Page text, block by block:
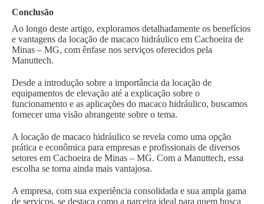
Conclusão
Ao longo deste artigo, exploramos detalhadamente os benefícios
e vantagens da locação de macaco hidráulico em Cachoeira de
Minas – MG, com ênfase nos serviços oferecidos pela
Manuttech.
Desde a introdução sobre a importância da locação de
equipamentos de elevação até a explicação sobre o
funcionamento e as aplicações do macaco hidráulico, buscamos
fornecer uma visão abrangente sobre o tema.
A locação de macaco hidráulico se revela como uma opção
prática e econômica para empresas e profissionais de diversos
setores em Cachoeira de Minas – MG. Com a Manuttech, essa
escolha se torna ainda mais vantajosa.
A empresa, com sua experiência consolidada e sua ampla gama
de serviços, se destaca como a parceira ideal para quem busca